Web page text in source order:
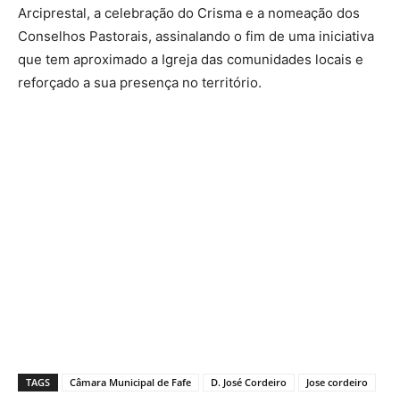
Arciprestal, a celebração do Crisma e a nomeação dos
Conselhos Pastorais, assinalando o fim de uma iniciativa
que tem aproximado a Igreja das comunidades locais e
reforçado a sua presença no território.
TAGS Câmara Municipal de Fafe D. José Cordeiro Jose cordeiro